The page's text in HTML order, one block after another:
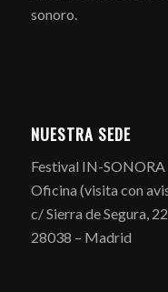
sonoro.
NUESTRA SEDE
Festival IN-SONORA
Oficina (visita con
c/ Sierra de Segura, 22
28038 – Madrid